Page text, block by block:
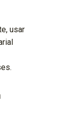
usar